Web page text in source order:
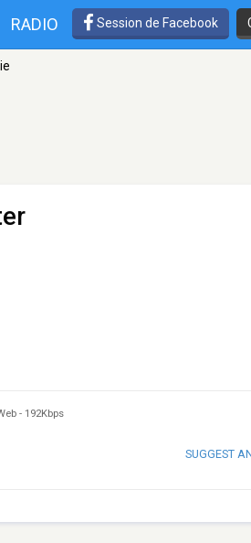
RADIO Session de Facebook
- 192Kbps
SUGGEST